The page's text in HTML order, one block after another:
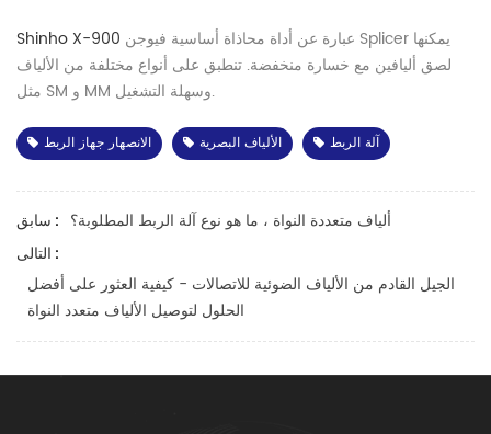
Shinho X-900
لصق أليافين مع خسارة منخفضة. تنطبق على أنواع مختلفة من الألياف
مثل SM و MM وسهلة التشغيل.
الانصهار جهاز الربط الألياف البصرية آلة الربط
سابق : ألياف متعددة النواة ، ما هو نوع آلة الربط المطلوبة؟
التالى :
الجيل القادم من الألياف الضوئية للاتصالات - كيفية العثور على أفضل
الحلول لتوصيل الألياف متعدد النواة